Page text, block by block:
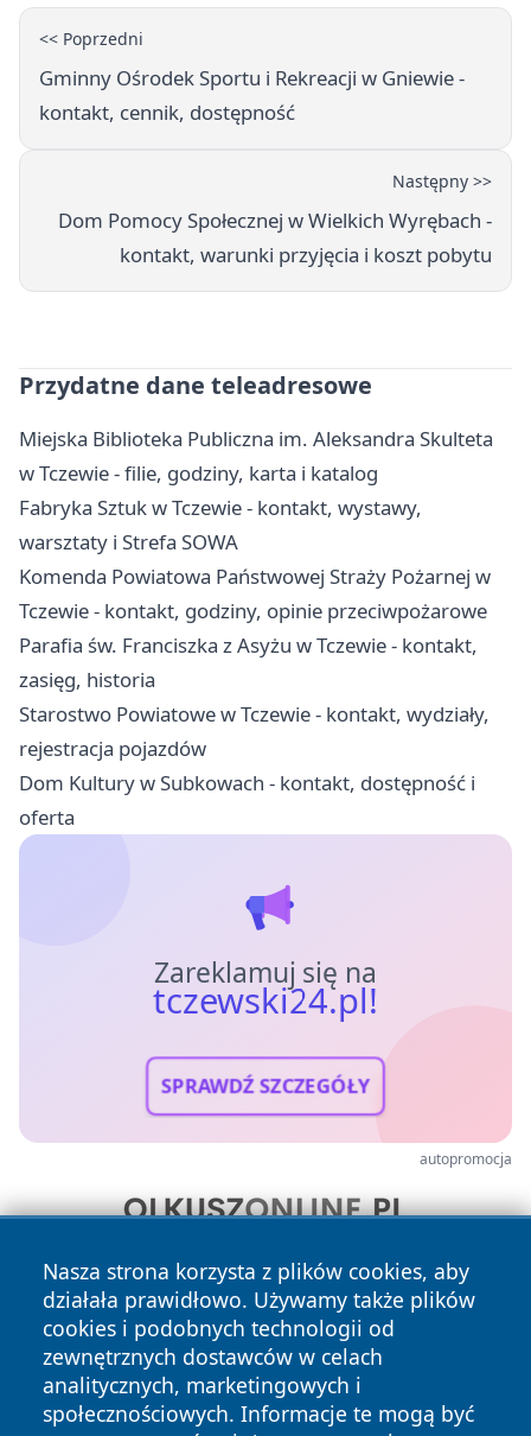
<< Poprzedni
Gminny Ośrodek Sportu i Rekreacji w Gniewie -
kontakt, cennik, dostępność
Następny >>
Dom Pomocy Społecznej w Wielkich Wyrębach -
kontakt, warunki przyjęcia i koszt pobytu
Przydatne dane teleadresowe
Miejska Biblioteka Publiczna im. Aleksandra Skulteta
w Tczewie - filie, godziny, karta i katalog
Fabryka Sztuk w Tczewie - kontakt, wystawy,
warsztaty i Strefa SOWA
Komenda Powiatowa Państwowej Straży Pożarnej w
Tczewie - kontakt, godziny, opinie przeciwpożarowe
Parafia św. Franciszka z Asyżu w Tczewie - kontakt,
zasięg, historia
Starostwo Powiatowe w Tczewie - kontakt, wydziały,
rejestracja pojazdów
Dom Kultury w Subkowach - kontakt, dostępność i
oferta
Zareklamuj się na
tczewski24.pl!
SPRAWDŹ SZCZEGÓŁY
autopromocja
Nasza strona korzysta z plików cookies, aby
działała prawidłowo. Używamy także plików
cookies i podobnych technologii od
zewnętrznych dostawców w celach
analitycznych, marketingowych i
społecznościowych. Informacje te mogą być